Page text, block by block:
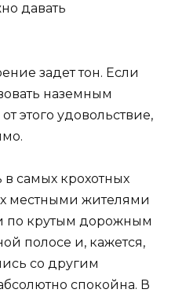
давать
задет тон. Если
наземным
этого удовольствие,
самых крохотных
местными жителями
по крутым дорожным
полосе и, кажется,
со другим
спокойна. В